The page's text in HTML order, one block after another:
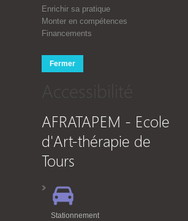
Enrichir sa pratique
Monter en compétences
Financements
Fermer
Accessibilité
AFRATAPEM - Ecole
d'Art-thérapie de
Tours
Stationnement